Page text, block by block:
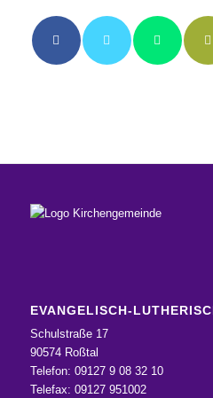
EVANGELISCH-
Schulstraße 17
90574 Roßtal
Telefon: 09127 9 08 32 10
Telefax: 09127 951002